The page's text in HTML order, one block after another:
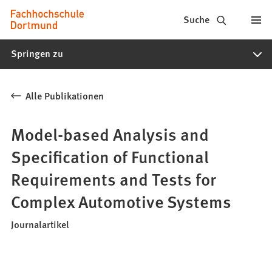
Inhalt anspringen
Fachhochschule
Dortmund
-
Studiengänge,
Bewerbung
Suche
Springen zu
Alle Publikationen
Model-based Analysis and
Specification of Functional
Requirements and Tests for
Complex Automotive Systems
Journalartikel